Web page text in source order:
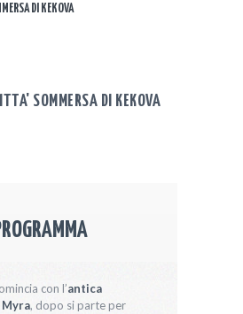
DI KEKOVA
SOMMERSA DI KEKOVA
con l’antica
, dopo si parte per